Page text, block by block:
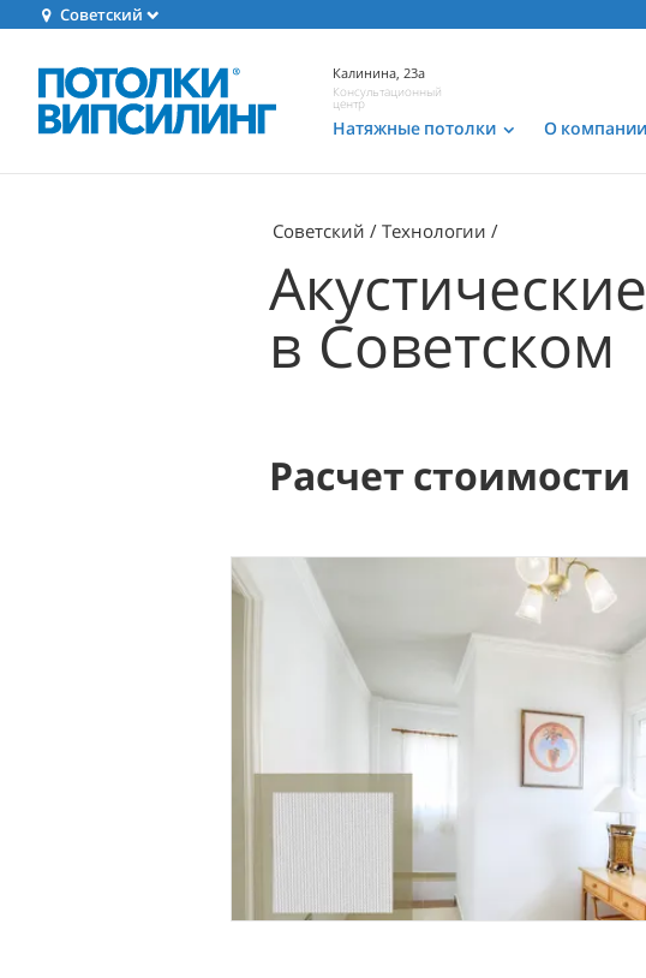
Советский
Калинина, 23а
Консультационный
центр
Натяжные потолки О компании
Советский Технологии
в Советском
Расчет стоимости